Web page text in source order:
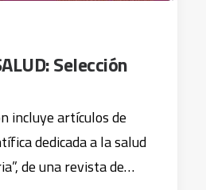
Selección
incluye artículos de
dedicada a la salud
de una revista de…